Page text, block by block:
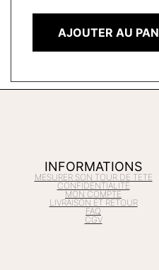
AJOUTER AU
INFORMATIONS
MESURER SON TOUR DE TETE
CONFIDENTIALITÉ
MON COMPTE
LIVRAISON ET RETOUR
FAQ
CGV